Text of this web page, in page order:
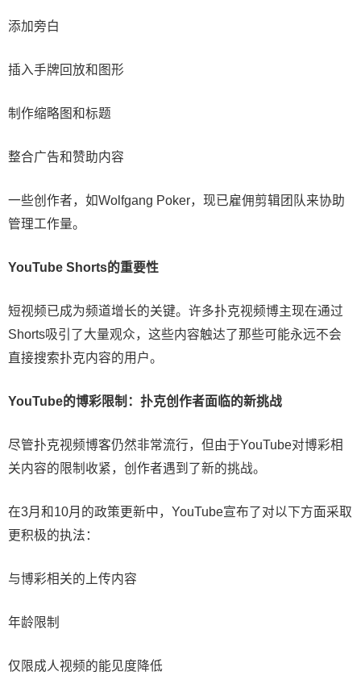
添加旁白
插入手牌回放和图形
制作缩略图和标题
整合广告和赞助内容
一些创作者，如Wolfgang Poker，现已雇佣剪辑团队来协助
管理工作量。
YouTube Shorts的重要性
短视频已成为频道增长的关键。许多扑克视频博主现在通过
Shorts吸引了大量观众，这些内容触达了那些可能永远不会
直接搜索扑克内容的用户。
YouTube的博彩限制：扑克创作者面临的新挑战
尽管扑克视频博客仍然非常流行，但由于YouTube对博彩相
关内容的限制收紧，创作者遇到了新的挑战。
在3月和10月的政策更新中，YouTube宣布了对以下方面采取
更积极的执法：
与博彩相关的上传内容
年龄限制
仅限成人视频的能见度降低